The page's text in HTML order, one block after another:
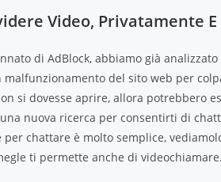
Video, Privatamente
di AdBlock, abbiamo già
del sito web per
si dovesse aprire, allora potrebbero
nuova ricerca per consentirti di
chattare è molto semplice,
ti permette anche di videochiamare.